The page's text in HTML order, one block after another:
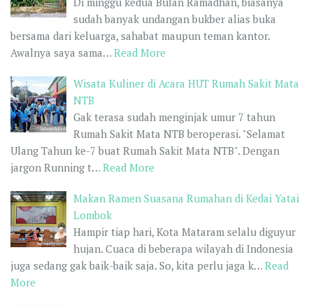
sudah banyak undangan bukber alias buka
bersama dari keluarga, sahabat maupun teman kantor.
Awalnya saya sama… Read More
Wisata Kuliner di Acara HUT Rumah Sakit Mata
NTB
Gak terasa sudah menginjak umur 7 tahun
Rumah Sakit Mata NTB beroperasi. "Selamat
Ulang Tahun ke-7 buat Rumah Sakit Mata NTB". Dengan
jargon Running t… Read More
Makan Ramen Suasana Rumahan di Kedai Yatai
Lombok
Hampir tiap hari, Kota Mataram selalu diguyur
hujan. Cuaca di beberapa wilayah di Indonesia
juga sedang gak baik-baik saja. So, kita perlu jaga k… Read
More